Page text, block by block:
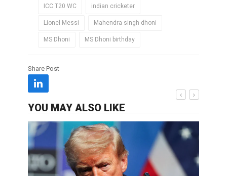
ICC T20 WC indian cricketer
Lionel Messi Mahendra singh dhoni
MS Dhoni MS Dhoni birthday
Share Post
YOU MAY ALSO LIKE